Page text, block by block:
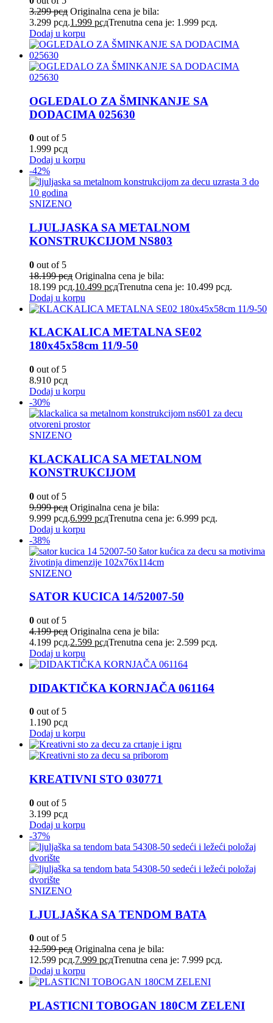
3.299рсд Originalna cena je bila:
3.299 рсд.1.999 рсдTrenutna cena je: 1.999 рсд.
Dodaj u korpu
OGLEDALO ZA ŠMINKANJE SA
DODACIMA 025630
0 out of 5
1.999 рсд
Dodaj u korpu
-42%
SNIZENO
LJULJASKA SA METALNOM
KONSTRUKCIJOM NS803
0 out of 5
18.199рсд Originalna cena je bila:
18.199 рсд.10.499 рсдTrenutna cena je: 10.499 рсд.
Dodaj u korpu
KLACKALICA METALNA SE02
180x45x58cm 11/9-50
0 out of 5
8.910 рсд
Dodaj u korpu
-30%
SNIZENO
KLACKALICA SA METALNOM
KONSTRUKCIJOM
0 out of 5
9.999рсд Originalna cena je bila:
9.999 рсд.6.999 рсдTrenutna cena je: 6.999 рсд.
Dodaj u korpu
-38%
SNIZENO
SATOR KUCICA 14/52007-50
0 out of 5
4.199рсд Originalna cena je bila:
4.199 рсд.2.599 рсдTrenutna cena je: 2.599 рсд.
Dodaj u korpu
DIDAKTIČKA KORNJAČA 061164
0 out of 5
1.190 рсд
Dodaj u korpu
KREATIVNI STO 030771
0 out of 5
3.199 рсд
Dodaj u korpu
-37%
SNIZENO
LJULJAŠKA SA TENDOM BATA
0 out of 5
12.599рсд Originalna cena je bila:
12.599 рсд.7.999 рсдTrenutna cena je: 7.999 рсд.
Dodaj u korpu
PLASTICNI TOBOGAN 180CM ZELENI